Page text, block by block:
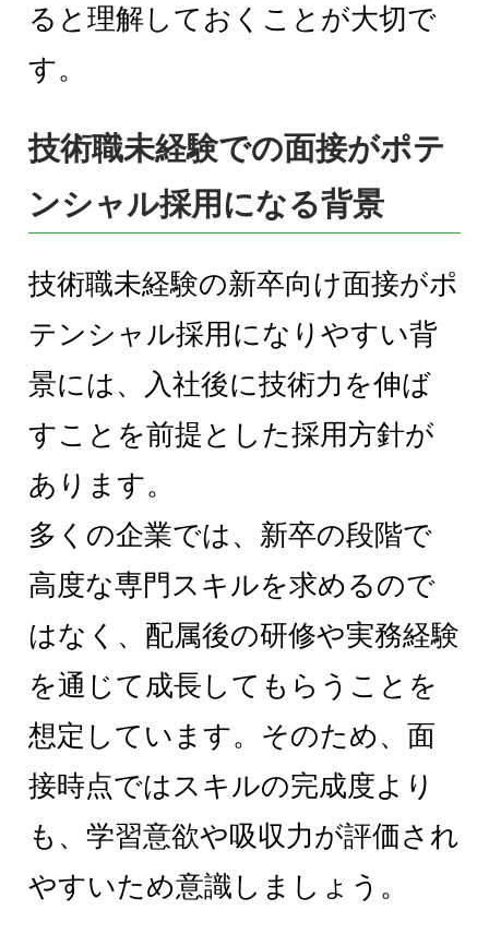
ると理解しておくことが大切で
す。
技術職未経験での面接がポテ
ンシャル採用になる背景
技術職未経験の新卒向け面接がポ
テンシャル採用になりやすい背
景には、入社後に技術力を伸ば
すことを前提とした採用方針が
あります。
多くの企業では、新卒の段階で
高度な専門スキルを求めるので
はなく、配属後の研修や実務経験
を通じて成長してもらうことを
想定しています。そのため、面
接時点ではスキルの完成度より
も、学習意欲や吸収力が評価され
やすいため意識しましょう。